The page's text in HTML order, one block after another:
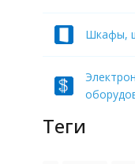
Шкафы,
Теги